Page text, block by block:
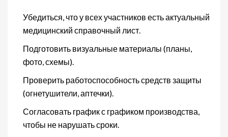
Убедиться, что у всех участников есть актуальный
медицинский справочный лист.
Подготовить визуальные материалы (планы,
фото, схемы).
Проверить работоспособность средств защиты
(огнетушители, аптечки).
Согласовать график с графиком производства,
чтобы не нарушать сроки.